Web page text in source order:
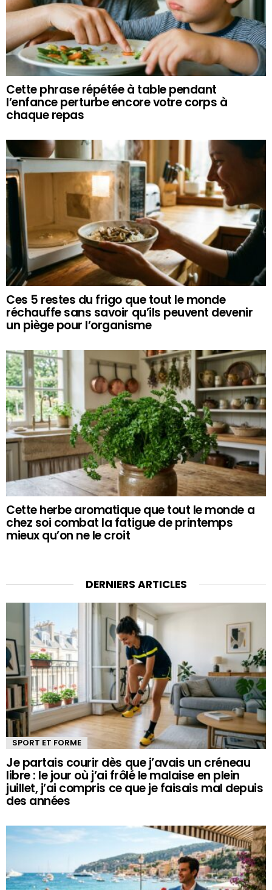
Cette phrase répétée à table pendant
l’enfance perturbe encore votre corps à
chaque repas
Ces 5 restes du frigo que tout le monde
réchauffe sans savoir qu’ils peuvent devenir
un piège pour l’organisme
Cette herbe aromatique que tout le monde a
chez soi combat la fatigue de printemps
mieux qu’on ne le croit
DERNIERS ARTICLES
SPORT ET FORME
Je partais courir dès que j’avais un créneau
libre : le jour où j’ai frôlé le malaise en plein
juillet, j’ai compris ce que je faisais mal depuis
des années